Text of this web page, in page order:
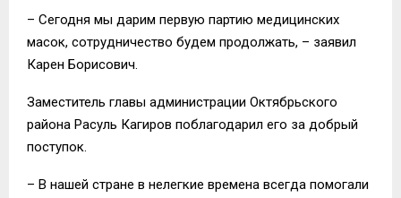
– Сегодня мы дарим первую партию медицинских
масок, сотрудничество будем продолжать, – заявил
Карен Борисович.
Заместитель главы администрации Октябрьского
района Расуль Кагиров поблагодарил его за добрый
поступок.
– В нашей стране в нелегкие времена всегда помогали